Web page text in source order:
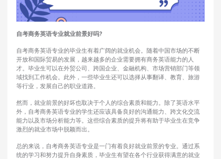
自考商务英语专业就业前景好吗?
自考商务英语专业的毕业生有着广阔的就业机会。随着中国市场的不断
开放和国际贸易的发展，越来越多的企业需要拥有商务英语能力的人
才。毕业生可以在外贸公司、跨国企业、金融机构、市场营销部门等领
域找到工作机会。此外，一些毕业生还可以选择从事翻译、教育、旅游
等行业，发展自己的职业道路。
然而，就业前景的好坏也取决于个人的综合素质和能力。除了英语水平
外，自考商务英语专业的学生还应该具备良好的沟通能力、跨文化交流
能力以及市场分析能力等。这些综合素质的提升将有助于毕业生在竞争
激烈的就业市场中脱颖而出。
总的来说，自考商务英语专业是一门有着良好就业前景的专业。通过系
统的学习和努力提升自身素质，毕业生有望在各个行业获得满意的就业